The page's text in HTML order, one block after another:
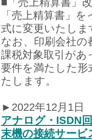
「売上精算書」
式に変更いたしま
なお、印刷会社の
課税対象取引があ
要件を満たした形
たします。
►2022年12月1日
アナログ・ISDN
末機の接続サー